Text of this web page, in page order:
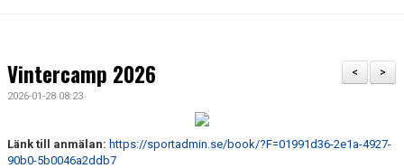
MATCHER
>
<
Vintercamp 2026
2026-01-28 08:23
Länk till anmälan: https://sportadmin.se/book/?F=01991d36-2e1a-4927-
90b0-5b0046a2ddb7